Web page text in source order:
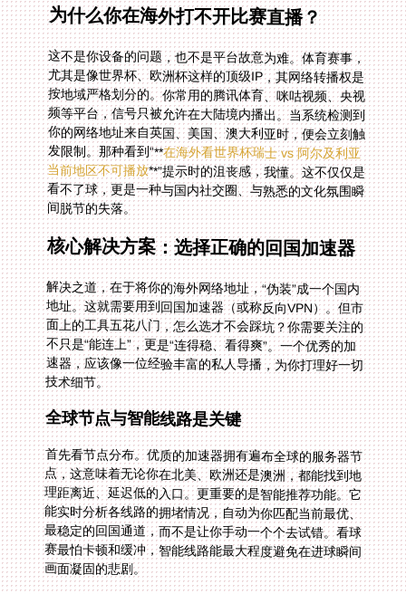
为什么你在海外打不开比赛直播？
这不是你设备的问题，也不是平台故意为难。体育赛事，
尤其是像世界杯、欧洲杯这样的顶级IP，其网络转播权是
按地域严格划分的。你常用的腾讯体育、咪咕视频、央视
频等平台，信号只被允许在大陆境内播出。当系统检测到
你的网络地址来自英国、美国、澳大利亚时，便会立刻触
发限制。那种看到“**在海外看世界杯瑞士 vs 阿尔及利亚
当前地区不可播放**”提示时的沮丧感，我懂。这不仅仅是
看不了球，更是一种与国内社交圈、与熟悉的文化氛围瞬
间脱节的失落。
核心解决方案：选择正确的回国加速器
解决之道，在于将你的海外网络地址，“伪装”成一个国内
地址。这就需要用到回国加速器（或称反向VPN）。但市
面上的工具五花八门，怎么选才不会踩坑？你需要关注的
不只是“能连上”，更是“连得稳、看得爽”。一个优秀的加
速器，应该像一位经验丰富的私人导播，为你打理好一切
技术细节。
全球节点与智能线路是关键
首先看节点分布。优质的加速器拥有遍布全球的服务器节
点，这意味着无论你在北美、欧洲还是澳洲，都能找到地
理距离近、延迟低的入口。更重要的是智能推荐功能。它
能实时分析各线路的拥堵情况，自动为你匹配当前最优、
最稳定的回国通道，而不是让你手动一个个去试错。看球
赛最怕卡顿和缓冲，智能线路能最大程度避免在进球瞬间
画面凝固的悲剧。